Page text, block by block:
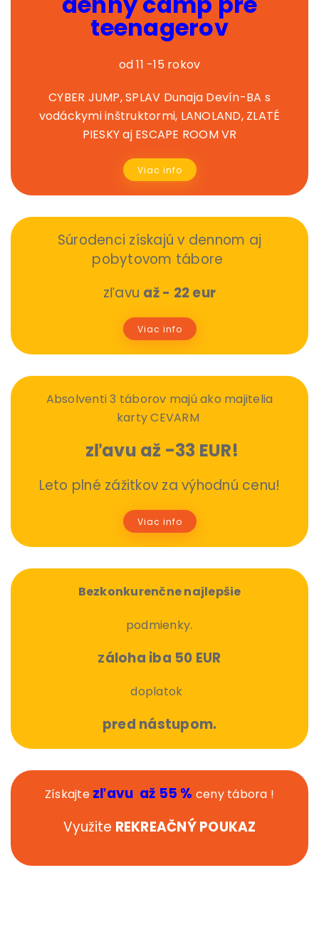
teenagerov
od 11 -15 rokov
CYBER JUMP, SPLAV Dunaja Devín-BA s
vodáckymi inštruktormi, LANOLAND, ZLATÉ
PIESKY aj ESCAPE ROOM VR
Viac info
Súrodenci získajú v dennom aj
pobytovom tábore
zľavu až - 22 eur
Viac info
Absolventi 3 táborov majú ako majitelia
karty CEVARM
zľavu až -33 EUR!
Leto plné zážitkov za výhodnú cenu!
Viac info
Bezkonkurenčne najlepšie
podmienky.
Záloha iba 50 EUR
doplatok
pred nástupom.
Získajte zľavu až 55 % ceny tábora !
Využite REKREAČNÝ POUKAZ